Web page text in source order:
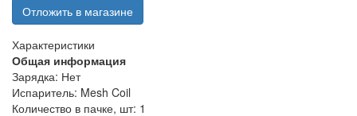
Отложить в магазине
Характеристики
Общая информация
Зарядка: Нет
Испаритель: Mesh Coil
Количество в пачке, шт: 1